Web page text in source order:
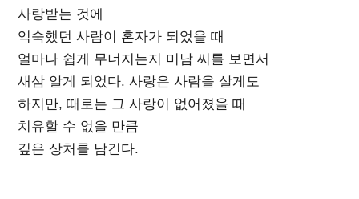
사랑받는 것에
익숙했던 사람이 혼자가 되었을 때
얼마나 쉽게 무너지는지 미남 씨를 보면서
새삼 알게 되었다. 사랑은 사람을 살게도
하지만, 때로는 그 사랑이 없어졌을 때
치유할 수 없을 만큼
깊은 상처를 남긴다.